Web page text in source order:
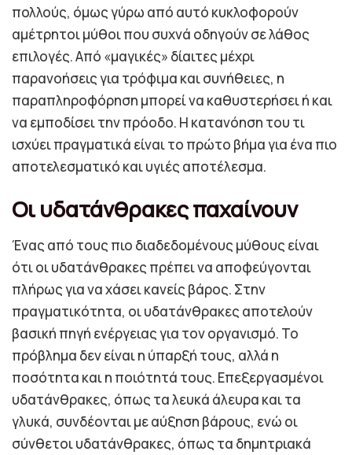
πολλούς, όμως γύρω από αυτό κυκλοφορούν
αμέτρητοι μύθοι που συχνά οδηγούν σε λάθος
επιλογές. Από «μαγικές» δίαιτες μέχρι
παρανοήσεις για τρόφιμα και συνήθειες, η
παραπληροφόρηση μπορεί να καθυστερήσει ή και
να εμποδίσει την πρόοδο. Η κατανόηση του τι
ισχύει πραγματικά είναι το πρώτο βήμα για ένα πιο
αποτελεσματικό και υγιές αποτέλεσμα.
Οι υδατάνθρακες παχαίνουν
Ένας από τους πιο διαδεδομένους μύθους είναι
ότι οι υδατάνθρακες πρέπει να αποφεύγονται
πλήρως για να χάσει κανείς βάρος. Στην
πραγματικότητα, οι υδατάνθρακες αποτελούν
βασική πηγή ενέργειας για τον οργανισμό. Το
πρόβλημα δεν είναι η ύπαρξή τους, αλλά η
ποσότητα και η ποιότητά τους. Επεξεργασμένοι
υδατάνθρακες, όπως τα λευκά άλευρα και τα
γλυκά, συνδέονται με αύξηση βάρους, ενώ οι
σύνθετοι υδατάνθρακες, όπως τα δημητριακά